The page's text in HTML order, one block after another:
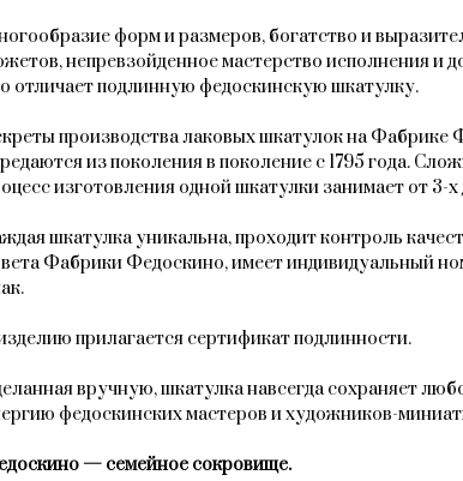
форм и размеров, богатство и
непревзойденное мастерство исполнения и
отличает подлинную федоскинскую шкатулку.
производства лаковых шкатулок на Фабрике
из поколения в поколение с 1795 года.
изготовления одной шкатулки занимает от 3-х
шкатулка уникальна, проходит контроль
Фабрики Федоскино, имеет индивидуальный
прилагается сертификат подлинности.
вручную, шкатулка навсегда сохраняет
федоскинских мастеров и художников-
— семейное сокровище.